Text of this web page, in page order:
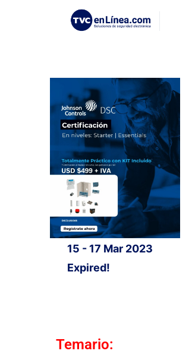
15 - 17 Mar 2023
Expired!
Temario: